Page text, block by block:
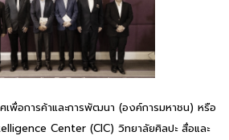
อการค้าและการพัฒนา (องค์การมหาชน) หรือ
Center (CIC) วิทยาลัยศิลปะ สื่อและ